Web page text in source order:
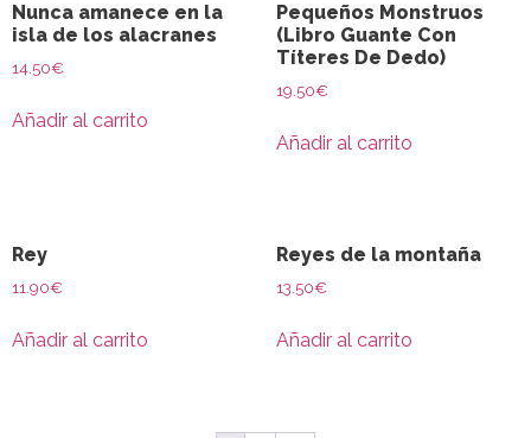
Nunca amanece en la
isla de los alacranes
14.50€
Añadir al carrito
Pequeños Monstruos
(Libro Guante Con
Títeres De Dedo)
19.50€
Añadir al carrito
Rey
11.90€
Añadir al carrito
Reyes de la montaña
13.50€
Añadir al carrito